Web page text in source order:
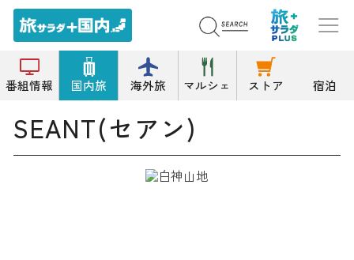
番組情報 国内旅 海外旅 マルシェ ストア 宿泊
トップ SEANT(セアン)
SEANT(セアン)